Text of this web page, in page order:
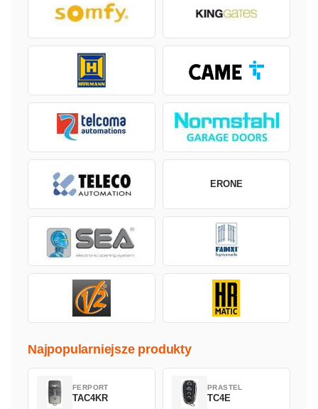
ERONE
Najpopularniejsze produkty
FERPORT
TAC4KR
PRASTEL
TC4E